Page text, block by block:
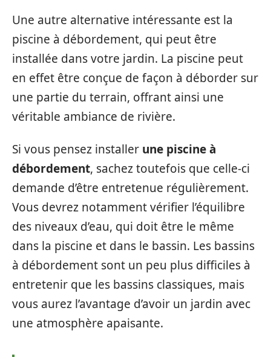
Une autre alternative intéressante est la
piscine à débordement, qui peut être
installée dans votre jardin. La piscine peut
en effet être conçue de façon à déborder sur
une partie du terrain, offrant ainsi une
véritable ambiance de rivière.
Si vous pensez installer une piscine à
débordement, sachez toutefois que celle-ci
demande d’être entretenue régulièrement.
Vous devrez notamment vérifier l’équilibre
des niveaux d’eau, qui doit être le même
dans la piscine et dans le bassin. Les bassins
à débordement sont un peu plus difficiles à
entretenir que les bassins classiques, mais
vous aurez l’avantage d’avoir un jardin avec
une atmosphère apaisante.